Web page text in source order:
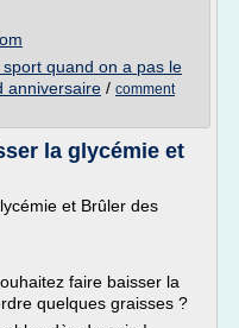
quand on a pas le
anniversaire / comment
la glycémie et
et Brûler des
faire baisser la
quelques graisses ?